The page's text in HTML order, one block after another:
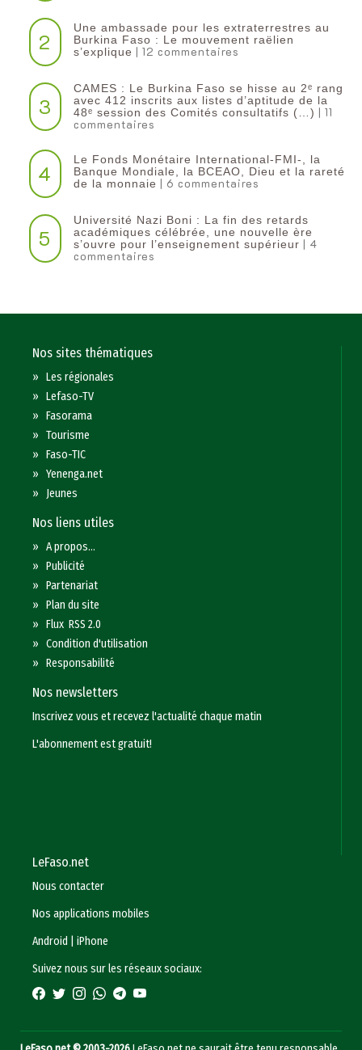
2
Une ambassade pour les extraterrestres au
Burkina Faso : Le mouvement raëlien
s’explique
| 12 commentaires
3
CAMES : Le Burkina Faso se hisse au 2ᵉ rang
avec 412 inscrits aux listes d’aptitude de la
48ᵉ session des Comités consultatifs (…)
| 11
commentaires
4
Le Fonds Monétaire International-FMI-, la
Banque Mondiale, la BCEAO, Dieu et la rareté
de la monnaie
| 6 commentaires
5
Université Nazi Boni : La fin des retards
académiques célébrée, une nouvelle ère
s’ouvre pour l’enseignement supérieur | 4
commentaires
Nos sites thématiques
»Les régionales
»Lefaso-TV
»Fasorama
»Tourisme
»Faso-TIC
»Yenenga.net
» Jeunes
Nos liens utiles
»A propos...
»Publicité
»Partenariat
»Plan du site
»Flux RSS 2.0
»Condition d'utilisation
»Responsabilité
Nos newsletters
Inscrivez vous et recevez l'actualité chaque matin
L'abonnement est gratuit!
LeFaso.net
Nous contacter
Nos applications mobiles
Android |iPhone
Suivez nous sur les réseaux sociaux: